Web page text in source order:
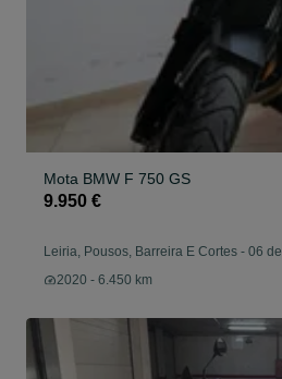
Mota BMW F 750 GS
9.950 €
Leiria, Pousos, Barreira E Cortes - 06
2020 - 6.450 km